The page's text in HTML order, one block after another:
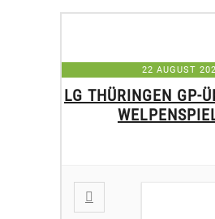
22 AUGUST
LG THÜRINGEN GP-